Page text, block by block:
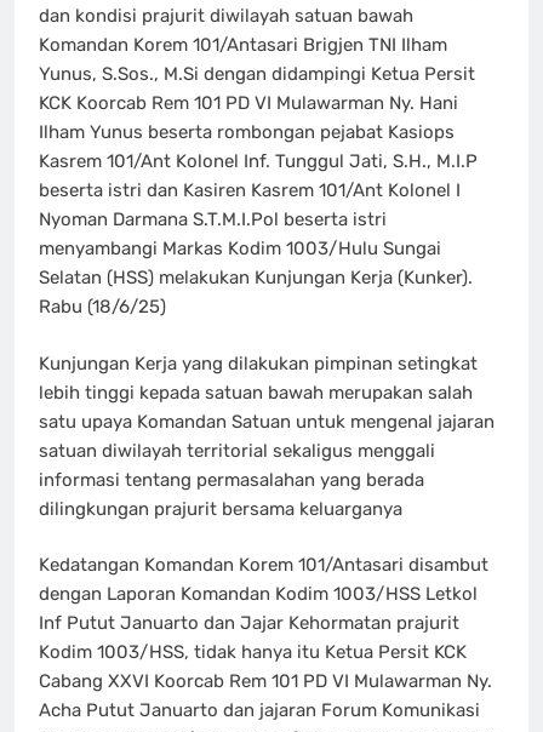
dan kondisi prajurit diwilayah satuan bawah
Komandan Korem 101/Antasari Brigjen TNI Ilham
Yunus, S.Sos., M.Si dengan didampingi Ketua Persit
KCK Koorcab Rem 101 PD VI Mulawarman Ny. Hani
Ilham Yunus beserta rombongan pejabat Kasiops
Kasrem 101/Ant Kolonel Inf. Tunggul Jati, S.H., M.I.P
beserta istri dan Kasiren Kasrem 101/Ant Kolonel I
Nyoman Darmana S.T.M.I.Pol beserta istri
menyambangi Markas Kodim 1003/Hulu Sungai
Selatan (HSS) melakukan Kunjungan Kerja (Kunker).
Rabu (18/6/25)
Kunjungan Kerja yang dilakukan pimpinan setingkat
lebih tinggi kepada satuan bawah merupakan salah
satu upaya Komandan Satuan untuk mengenal jajaran
satuan diwilayah territorial sekaligus menggali
informasi tentang permasalahan yang berada
dilingkungan prajurit bersama keluarganya
Kedatangan Komandan Korem 101/Antasari disambut
dengan Laporan Komandan Kodim 1003/HSS Letkol
Inf Putut Januarto dan Jajar Kehormatan prajurit
Kodim 1003/HSS, tidak hanya itu Ketua Persit KCK
Cabang XXVI Koorcab Rem 101 PD VI Mulawarman Ny.
Acha Putut Januarto dan jajaran Forum Komunikasi